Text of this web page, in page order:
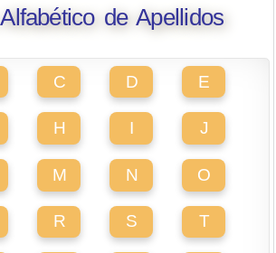
de Apellidos
C D E
H I J
M N O
R S T